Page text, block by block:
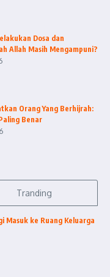
Dosa dan
Allah Masih Mengampuni?
Orang Yang Berhijrah:
Benar
Tranding
Masuk ke Ruang Keluarga